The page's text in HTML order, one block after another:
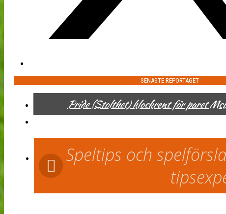
SENASTE REPORTAGET
Pride (Stolthet) klockrent för paret
Speltips och